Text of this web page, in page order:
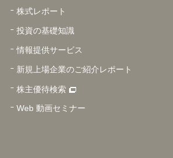
株式レポート
投資の基礎知識
情報提供サービス
新規上場企業のご紹介レポート
株主優待検索
Web 動画セミナー